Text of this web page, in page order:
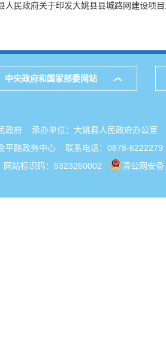
人民政府关于印发大姚县县城路网建设项
中央政府和国家部委网站
政府 承办单位：大姚县人民政府办公
平路政务中心 联系电话：0878-6222279
网站标识码：5323260002 滇公网安